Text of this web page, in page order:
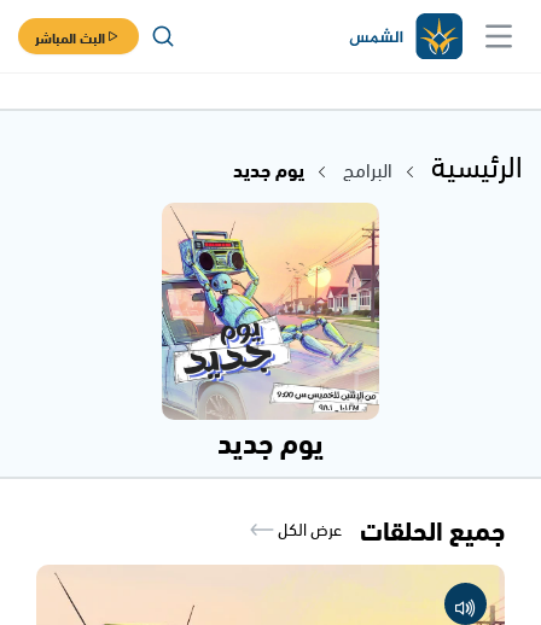
البث المباشر
الرئيسية البرامج يوم جديد
يوم جديد
جميع الحلقات عرض الكل